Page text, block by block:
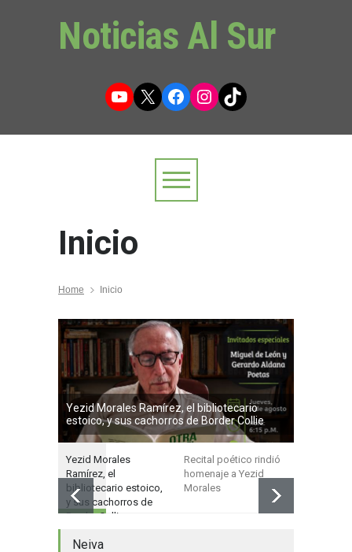
Noticias Al Sur
YouTube
X Facebook
Instagram
TikTok
Inicio
Home Inicio
Yezid Morales Ramírez, el bibliotecario
estoico, y sus cachorros de Border Collie
Yezid Morales
Ramírez, el
bibliotecario estoico,
y sus cachorros de
Border Collie
Recital poético rindió
homenaje a Yezid
Morales
Neiva